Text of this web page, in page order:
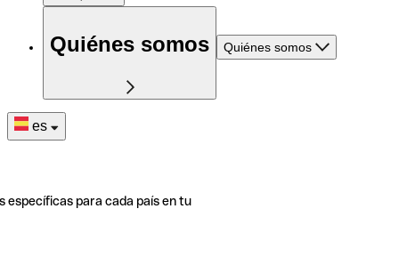
Quiénes somos Quiénes somos
es
específicas para cada país en tu